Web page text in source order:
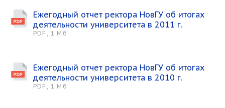
Ежегодный отчет ректора НовГУ об итогах
деятельности университета в 2011 г.
PDF, 1 Мб
Ежегодный отчет ректора НовГУ об итогах
деятельности университета в 2010 г.
PDF, 1 Мб